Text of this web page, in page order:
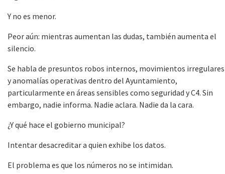
Y no es menor.
Peor aún: mientras aumentan las dudas, también aumenta el
silencio.
Se habla de presuntos robos internos, movimientos irregulares
y anomalías operativas dentro del Ayuntamiento,
particularmente en áreas sensibles como seguridad y C4. Sin
embargo, nadie informa. Nadie aclara. Nadie da la cara.
¿Y qué hace el gobierno municipal?
Intentar desacreditar a quien exhibe los datos.
El problema es que los números no se intimidan.